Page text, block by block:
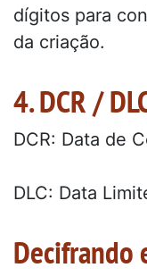
dígitos para
da criação.
4. DCR /
DCR: Data de
DLC: Data
Decifrando